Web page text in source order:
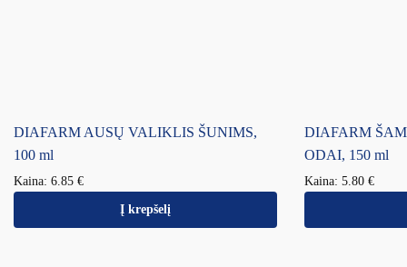
DIAFARM AUSŲ VALIKLIS ŠUNIMS,
100 ml
Kaina: 6.85 €
Į krepšelį
DIAFARM
ODAI, 150 ml
Kaina: 5.80 €